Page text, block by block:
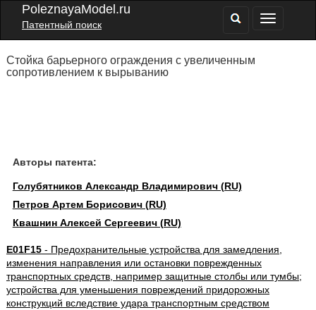
PoleznayaModel.ru
Патентный поиск
Стойка барьерного ограждения с увеличенным
сопротивлением к вырыванию
Авторы патента:
Голубятников Александр Владимирович (RU)
Петров Артем Борисович (RU)
Квашнин Алексей Сергеевич (RU)
E01F15- Предохранительные устройства для замедления,
изменения направления или остановки поврежденных
транспортных средств, например защитные столбы или тумбы;
устройства для уменьшения повреждений придорожных
конструкций вследствие удара транспортным средством